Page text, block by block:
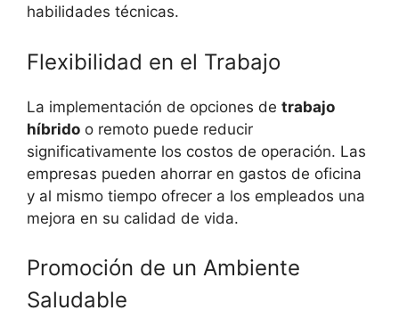
habilidades técnicas.
Flexibilidad en el Trabajo
La implementación de opciones de trabajo
híbrido o remoto puede reducir
significativamente los costos de operación. Las
empresas pueden ahorrar en gastos de oficina
y al mismo tiempo ofrecer a los empleados una
mejora en su calidad de vida.
Promoción de un Ambiente
Saludable